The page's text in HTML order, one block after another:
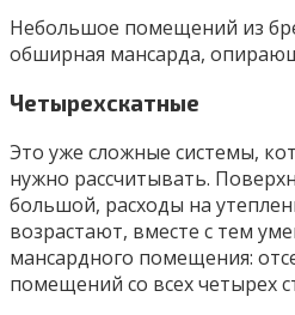
Небольшое помещений из
обширная мансарда,
Четырехскатные
Это уже сложные системы,
нужно рассчитывать.
большой, расходы на
возрастают, вместе с тем
мансардного помещения:
помещений со всех четырех